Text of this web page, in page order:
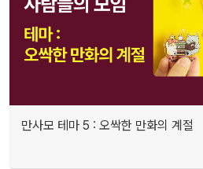
만사모 테마 5 : 오싹한 만화의 계절